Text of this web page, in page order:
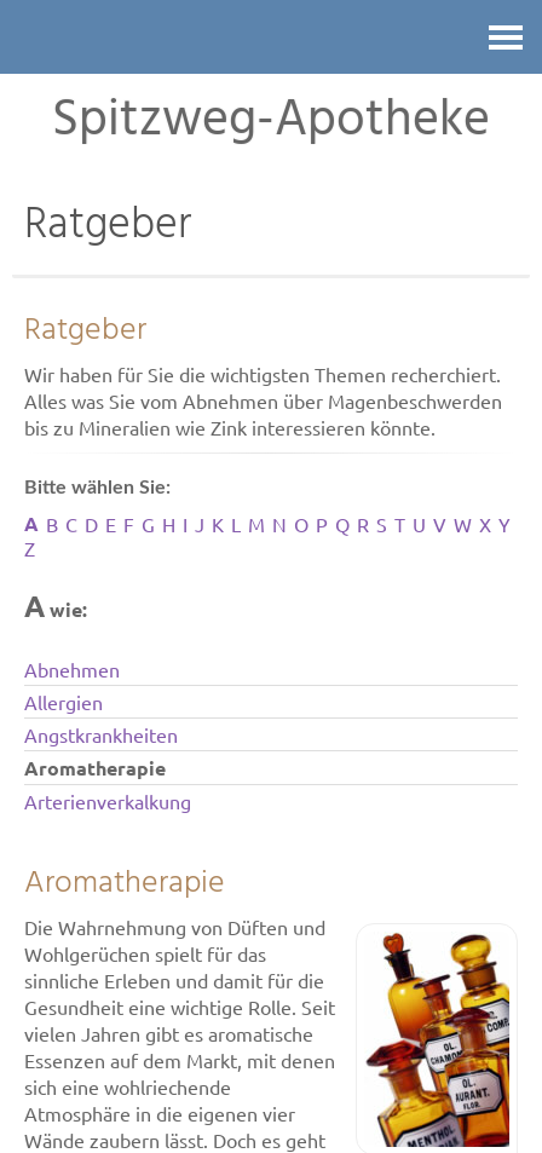
Spitzweg-Apotheke
Ratgeber
Ratgeber
Wir haben für Sie die wichtigsten Themen recherchiert.
Alles was Sie vom Abnehmen über Magenbeschwerden
bis zu Mineralien wie Zink interessieren könnte.
Bitte wählen Sie:
A B C D E F G H I J K L M N O P Q R S T U V W X Y
Z
Awie:
Abnehmen
Allergien
Angstkrankheiten
Aromatherapie
Arterienverkalkung
Aromatherapie
Die Wahrnehmung von Düften und
Wohlgerüchen spielt für das
sinnliche Erleben und damit für die
Gesundheit eine wichtige Rolle. Seit
vielen Jahren gibt es aromatische
Essenzen auf dem Markt, mit denen
sich eine wohlriechende
Atmosphäre in die eigenen vier
Wände zaubern lässt. Doch es geht